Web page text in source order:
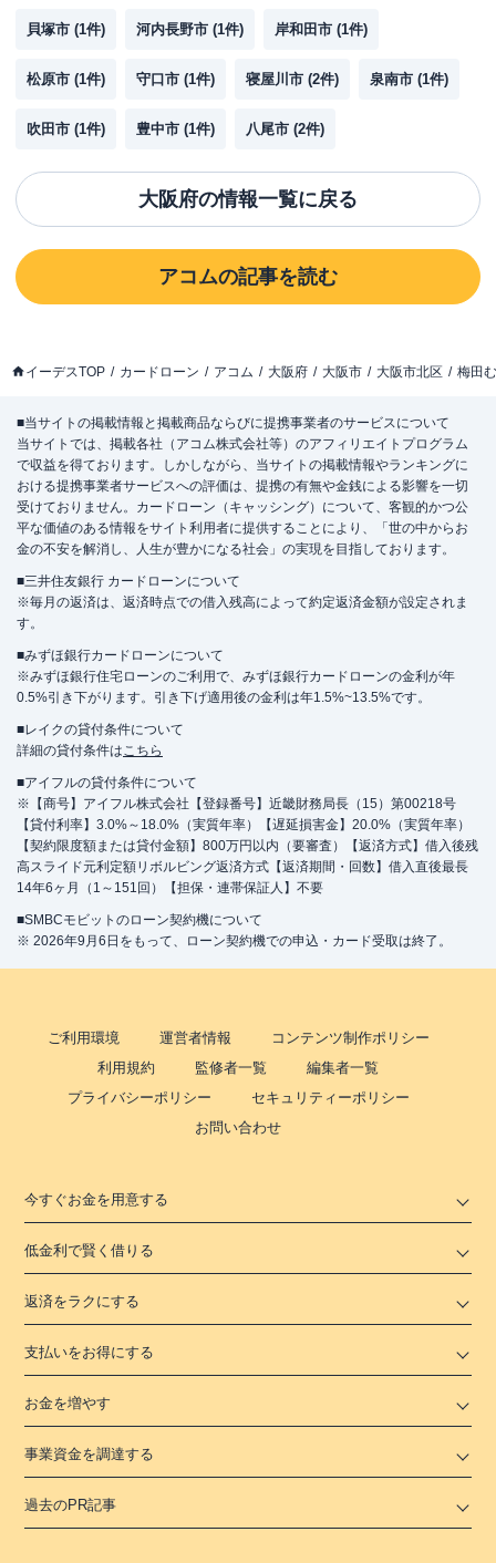
貝塚市 (1件) 河内長野市 (1件) 岸和田市 (1件)
松原市 (1件) 守口市 (1件) 寝屋川市 (2件) 泉南市 (1件)
吹田市 (1件) 豊中市 (1件) 八尾市 (2件)
大阪府の情報一覧に戻る
アコムの記事を読む
イーデスTOP カードローン アコム 大阪府 大阪市 大阪市北区 梅田
■当サイトの掲載情報と掲載商品ならびに提携事業者のサービスについて
当サイトでは、掲載各社（アコム株式会社等）のアフィリエイトプログラム
で収益を得ております。しかしながら、当サイトの掲載情報やランキングに
おける提携事業者サービスへの評価は、提携の有無や金銭による影響を一切
受けておりません。カードローン（キャッシング）について、客観的かつ公
平な価値のある情報をサイト利用者に提供することにより、「世の中からお
金の不安を解消し、人生が豊かになる社会」の実現を目指しております。
■三井住友銀行 カードローンについて
※毎月の返済は、返済時点での借入残高によって約定返済金額が設定されま
す。
■みずほ銀行カードローンについて
※みずほ銀行住宅ローンのご利用で、みずほ銀行カードローンの金利が年
0.5%引き下がります。引き下げ適用後の金利は年1.5%~13.5%です。
■レイクの貸付条件について
詳細の貸付条件はこちら
■アイフルの貸付条件について
※【商号】アイフル株式会社【登録番号】近畿財務局長（15）第00218号
【貸付利率】3.0%～18.0%（実質年率）【遅延損害金】20.0%（実質年率）
【契約限度額または貸付金額】800万円以内（要審査）【返済方式】借入後残
高スライド元利定額リボルビング返済方式【返済期間・回数】借入直後最長
14年6ヶ月（1～151回）【担保・連帯保証人】不要
■SMBCモビットのローン契約機について
※ 2026年9月6日をもって、ローン契約機での申込・カード受取は終了。
ご利用環境 運営者情報
コンテンツ制作ポリシー
利用規約
監修者一覧
編集者一覧
プライバシーポリシー
セキュリティーポリシー
お問い合わせ
今すぐお金を用意する
低金利で賢く借りる
返済をラクにする
支払いをお得にする
お金を増やす
事業資金を調達する
過去のPR記事